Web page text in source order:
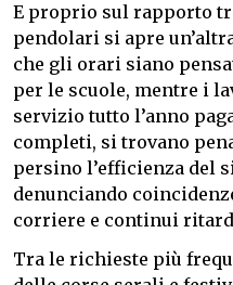
E proprio sul rapporto
pendolari si apre
che gli orari siano
per le scuole, mentre i
servizio tutto l’anno
completi, si trovano
persino l’efficienza del
denunciando
corriere e continui
Tra le richieste più